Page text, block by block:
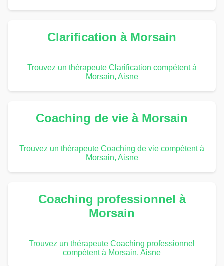
Clarification à Morsain
Trouvez un thérapeute Clarification compétent à
Morsain, Aisne
Coaching de vie à Morsain
Trouvez un thérapeute Coaching de vie compétent à
Morsain, Aisne
Coaching professionnel à
Morsain
Trouvez un thérapeute Coaching professionnel
compétent à Morsain, Aisne